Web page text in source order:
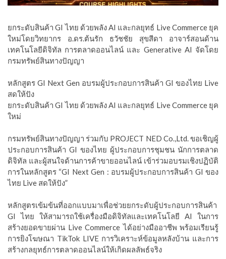
ยกระดับสินค้า GI ไทย ด้วยพลัง AI และกลยุทธ์ Live Commerce ยุค
ใหม่โดยวิทยากร อ.ดร.ต้นรัก ธวัชชัย สุขสีดา อาจาร์สอนด้าน
เทคโนโลยีดิจิทัล การตลาดออนไลน์ และ Generative AI จัดโดย
กรมทรัพย์สินทางปัญญา
หลักสูตร GI Next Gen อบรมผู้ประกอบการสินค้า GI ของไทย Live
สดให้ปัง
ยกระดับสินค้า GI ไทย ด้วยพลัง AI และกลยุทธ์ Live Commerce ยุค
ใหม่
กรมทรัพย์สินทางปัญญา ร่วมกับ PROJECT NED Co.,Ltd. ขอเชิญผู้
ประกอบการสินค้า GI ของไทย ผู้ประกอบการชุมชน นักการตลาด
ดิจิทัล และผู้สนใจด้านการค้าขายออนไลน์ เข้าร่วมอบรมเชิงปฏิบัติ
การในหลักสูตร “GI Next Gen : อบรมผู้ประกอบการสินค้า GI ของ
ไทย Live สดให้ปัง”
หลักสูตรเข้มข้นที่ออกแบบมาเพื่อช่วยยกระดับผู้ประกอบการสินค้า
GI ไทย ให้สามารถใช้เครื่องมือดิจิทัลและเทคโนโลยี AI ในการ
สร้างยอดขายผ่าน Live Commerce ได้อย่างมืออาชีพ พร้อมเรียนรู้
การยิงโฆษณา TikTok LIVE การวิเคราะห์ข้อมูลหลังบ้าน และการ
สร้างกลยุทธ์การตลาดออนไลน์ให้เกิดผลลัพธ์จริง